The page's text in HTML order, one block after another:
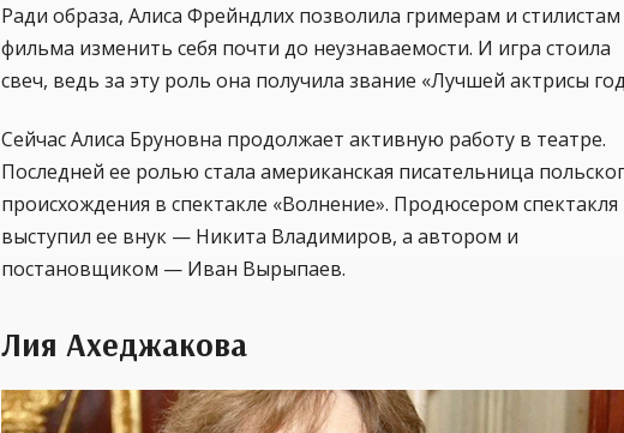
Ради образа, Алиса Фрейндлих позволила гримерам и стилистам
фильма изменить себя почти до неузнаваемости. И игра стоила
свеч, ведь за эту роль она получила звание «Лучшей актрисы
Сейчас Алиса Бруновна продолжает активную работу в театре.
Последней ее ролью стала американская писательница
происхождения в спектакле «Волнение». Продюсером спектакля
выступил ее внук — Никита Владимиров, а автором и
постановщиком — Иван Вырыпаев.
Лия Ахеджакова